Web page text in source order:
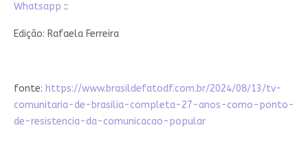
Whatsapp ::
Edição: Rafaela Ferreira
fonte: https://www.brasildefatodf.com.br/2024/08/13/tv-
comunitaria-de-brasilia-completa-27-anos-como-ponto-
de-resistencia-da-comunicacao-popular